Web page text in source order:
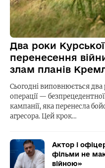
Два роки Курської
перенесення
злам планів
Сьогодні виповнюється два
операції —
кампанії, яка перенесла
агресора. Цей крок…
Актор і
фільми не
війною»